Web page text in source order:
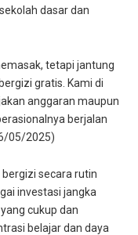
dasar dan
tetapi jantung
gratis. Kami di
anggaran maupun
berjalan
05/2025)
secara rutin
investasi jangka
cukup dan
belajar dan daya